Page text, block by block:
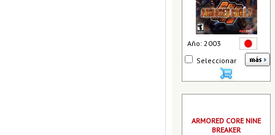
Año: 2003
Seleccionar
ARMORED CORE NINE
BREAKER